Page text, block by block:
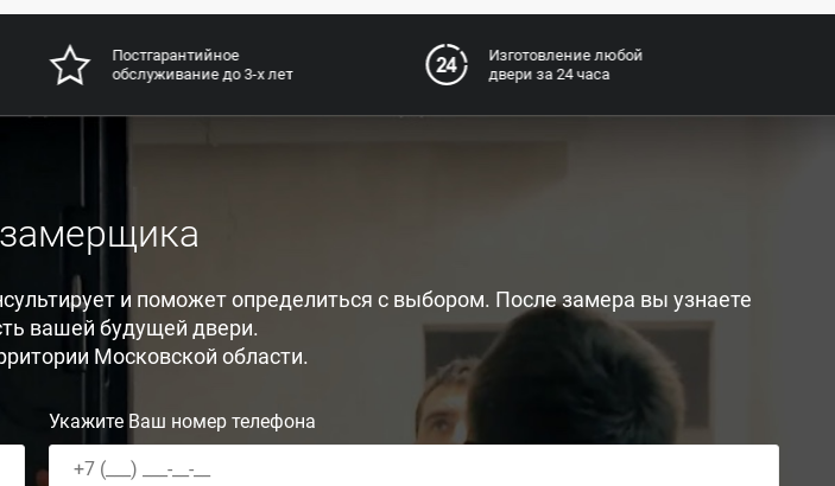
Постгарантийное
обслуживание до 3-х лет
Изготовление любой
двери за 24 часа
и поможет определиться с выбором. После замера вы узнаете
вашей будущей двери.
Московской области.
Укажите Ваш номер телефона